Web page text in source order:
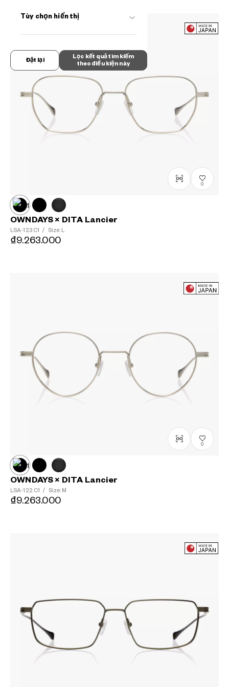
Tùy chọn hiển thị
Lọc kết quả tìm kiếm
theo điều kiện này
Đặt lại
0
OWNDAYS × DITA Lancier
LSA-123 C1 / Size: L
₫9.263.000
0
OWNDAYS × DITA Lancier
LSA-122 C1 / Size: M
₫9.263.000